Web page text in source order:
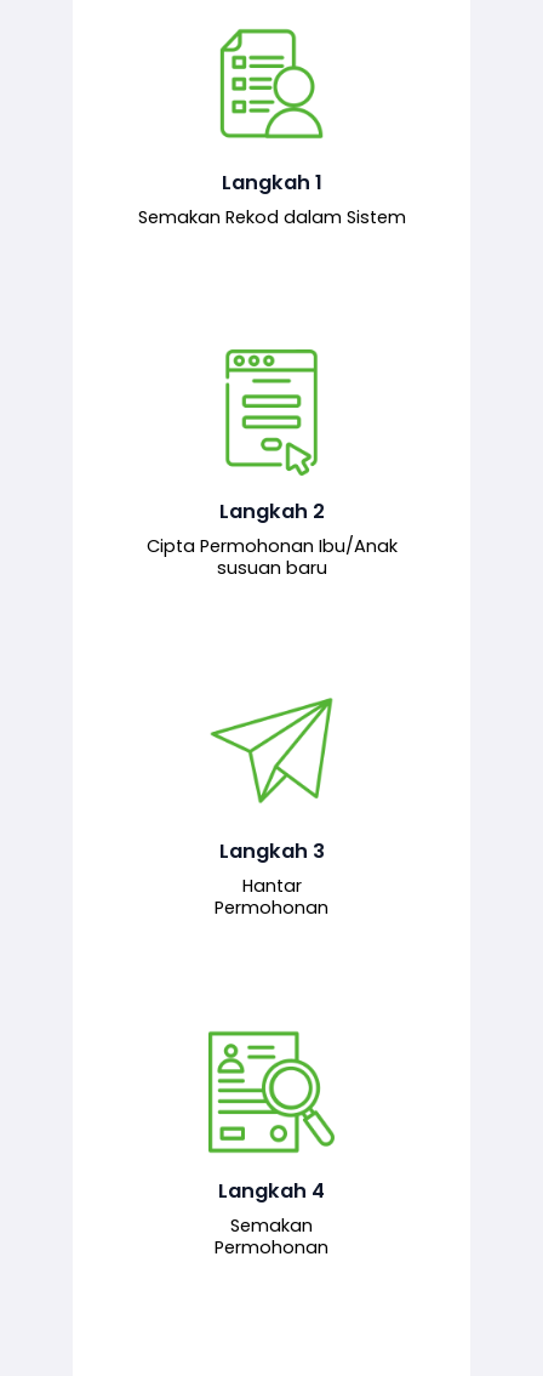
Langkah 1
Semakan Rekod dalam Sistem
Semakan ke atas sejarah permohonan
yang pernah dibuat oleh pemohon,
Langkah 2
Cipta Permohonan Ibu/Anak
susuan baru
Pemohon mengisi borang
permohonan bagi pendaftaran
baharu melalui sistem.
Langkah 3
Hantar
Permohonan
Permohonan yang lengkap dihantar
untuk proses semakan dan
bertanggungjawab.
Langkah 4
Semakan
Permohonan
Pegawai penyemak menyemak
maklumat yang dikemukakan. Jika
semua maklumat adalah lengkap dan
kepada pegawai pelulus untuk
tindakan seterusnya.